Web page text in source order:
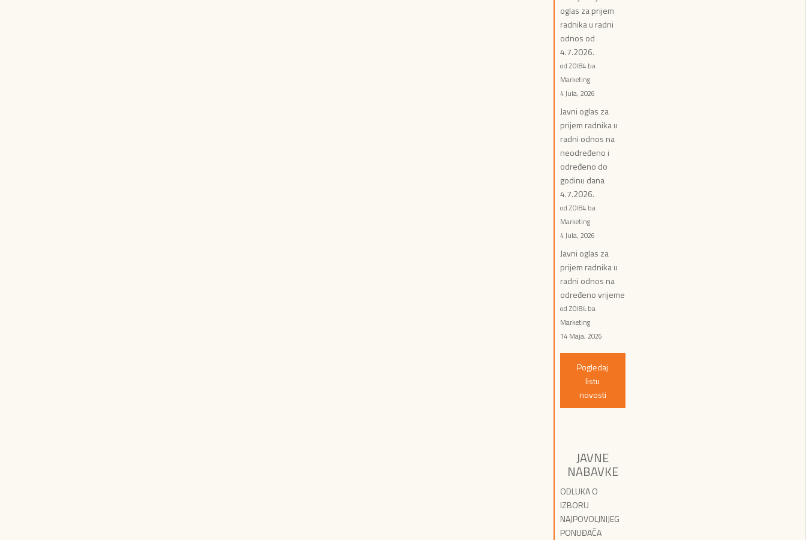
oglas za prijem
radnika u radni
odnos od
4.7.2026.
od ZOI84.ba
Marketing
4 Jula, 2026
Javni oglas za
prijem radnika u
radni odnos na
neodređeno i
određeno do
godinu dana
4.7.2026.
od ZOI84.ba
Marketing
4 Jula, 2026
Javni oglas za
prijem radnika u
radni odnos na
određeno vrijeme
od ZOI84.ba
Marketing
14 Maja, 2026
Pogledaj
listu
novosti
JAVNE
NABAVKE
ODLUKA O
IZBORU
NAJPOVOLJNIJEG
PONUĐAČA